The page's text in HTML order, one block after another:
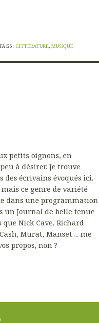
:LITTÉRATURE,MUSIQUE
petits oignons, en
à désirer. Je trouve
écrivains évoqués ici.
mais ce genre de variété-
dans une programmation
un Journal de belle tenue
Nick Cave, Richard
Murat, Manset ... me
propos, non ?